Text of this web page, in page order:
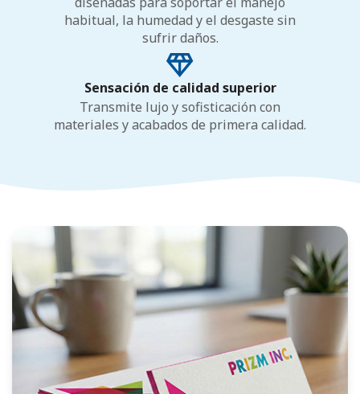
habitual, la humedad y el desgaste sin
sufrir daños.
Sensación de calidad superior
Transmite lujo y sofisticación con
materiales y acabados de primera calidad.